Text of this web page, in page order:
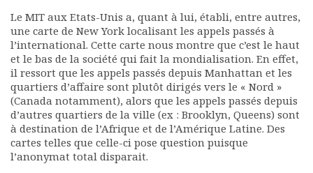
Le MIT aux Etats-Unis a, quant à lui, établi, entre autres,
une carte de New York localisant les appels passés à
l’international. Cette carte nous montre que c’est le haut
et le bas de la société qui fait la mondialisation. En effet,
il ressort que les appels passés depuis Manhattan et les
quartiers d’affaire sont plutôt dirigés vers le « Nord »
(Canada notamment), alors que les appels passés depuis
d’autres quartiers de la ville (ex : Brooklyn, Queens) sont
à destination de l’Afrique et de l’Amérique Latine. Des
cartes telles que celle-ci pose question puisque
l’anonymat total disparait.